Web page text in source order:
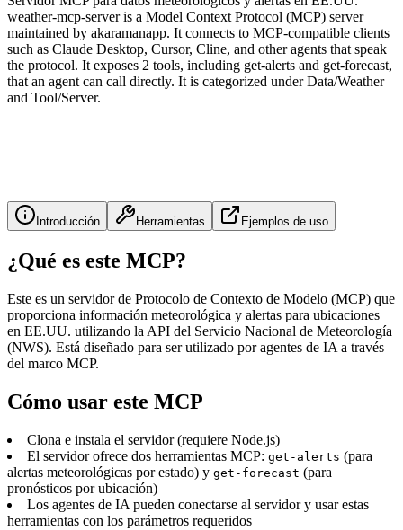
weather-mcp-server is a Model Context Protocol (MCP) server
maintained by akaramanapp. It connects to MCP-compatible clients
such as Claude Desktop, Cursor, Cline, and other agents that speak
the protocol. It exposes 2 tools, including get-alerts and get-forecast,
that an agent can call directly. It is categorized under Data/Weather
and Tool/Server.
Introducción Herramientas Ejemplos de uso
¿Qué es este MCP?
Este es un servidor de Protocolo de Contexto de Modelo (MCP) que
proporciona información meteorológica y alertas para ubicaciones
en EE.UU. utilizando la API del Servicio Nacional de Meteorología
(NWS). Está diseñado para ser utilizado por agentes de IA a través
del marco MCP.
Cómo usar este MCP
Clona e instala el servidor (requiere Node.js)
El servidor ofrece dos herramientas MCP: get-alerts (para
alertas meteorológicas por estado) y get-forecast (para
pronósticos por ubicación)
Los agentes de IA pueden conectarse al servidor y usar estas
herramientas con los parámetros requeridos